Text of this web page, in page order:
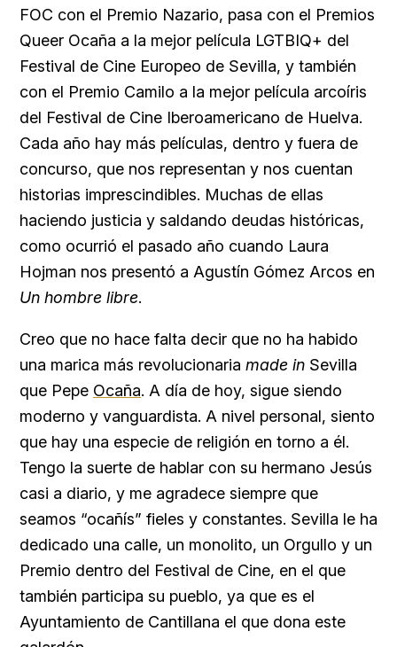
FOC con el Premio Nazario, pasa con el Premios
Queer Ocaña a la mejor película LGTBIQ+ del
Festival de Cine Europeo de Sevilla, y también
con el Premio Camilo a la mejor película arcoíris
del Festival de Cine Iberoamericano de Huelva.
Cada año hay más películas, dentro y fuera de
concurso, que nos representan y nos cuentan
historias imprescindibles. Muchas de ellas
haciendo justicia y saldando deudas históricas,
como ocurrió el pasado año cuando Laura
Hojman nos presentó a Agustín Gómez Arcos en
Un hombre libre.
Creo que no hace falta decir que no ha habido
una marica más revolucionaria made in Sevilla
que Pepe Ocaña. A día de hoy, sigue siendo
moderno y vanguardista. A nivel personal, siento
que hay una especie de religión en torno a él.
Tengo la suerte de hablar con su hermano Jesús
casi a diario, y me agradece siempre que
seamos “ocañís” fieles y constantes. Sevilla le ha
dedicado una calle, un monolito, un Orgullo y un
Premio dentro del Festival de Cine, en el que
también participa su pueblo, ya que es el
Ayuntamiento de Cantillana el que dona este